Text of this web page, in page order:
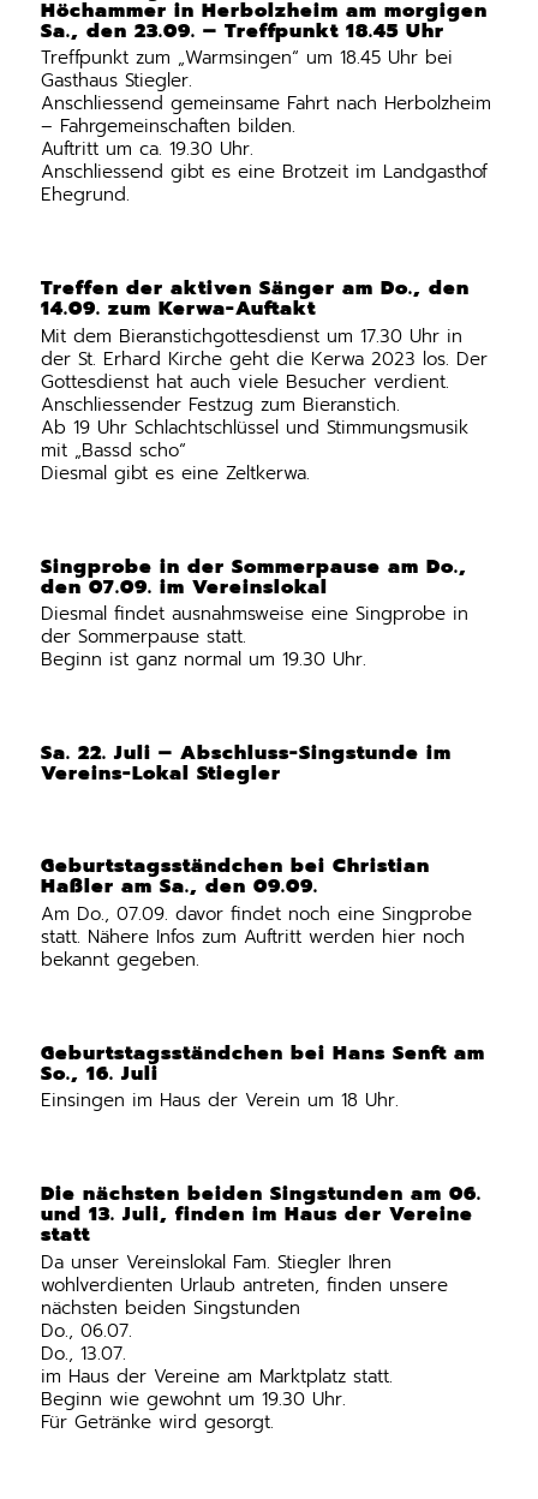
Höchammer in Herbolzheim am morgigen
Sa., den 23.09. – Treffpunkt 18.45 Uhr
Treffpunkt zum „Warmsingen“ um 18.45 Uhr bei
Gasthaus Stiegler.
Anschliessend gemeinsame Fahrt nach Herbolzheim
– Fahrgemeinschaften bilden.
Auftritt um ca. 19.30 Uhr.
Anschliessend gibt es eine Brotzeit im Landgasthof
Ehegrund.
Treffen der aktiven Sänger am Do., den
14.09. zum Kerwa-Auftakt
Mit dem Bieranstichgottesdienst um 17.30 Uhr in
der St. Erhard Kirche geht die Kerwa 2023 los. Der
Gottesdienst hat auch viele Besucher verdient.
Anschliessender Festzug zum Bieranstich.
Ab 19 Uhr Schlachtschlüssel und Stimmungsmusik
mit „Bassd scho“
Diesmal gibt es eine Zeltkerwa.
Singprobe in der Sommerpause am Do.,
den 07.09. im Vereinslokal
Diesmal findet ausnahmsweise eine Singprobe in
der Sommerpause statt.
Beginn ist ganz normal um 19.30 Uhr.
Sa. 22. Juli – Abschluss-Singstunde im
Vereins-Lokal Stiegler
Geburtstagsständchen bei Christian
Haßler am Sa., den 09.09.
Am Do., 07.09. davor findet noch eine Singprobe
statt. Nähere Infos zum Auftritt werden hier noch
bekannt gegeben.
Geburtstagsständchen bei Hans Senft am
So., 16. Juli
Einsingen im Haus der Verein um 18 Uhr.
Die nächsten beiden Singstunden am 06.
und 13. Juli, finden im Haus der Vereine
statt
Da unser Vereinslokal Fam. Stiegler Ihren
wohlverdienten Urlaub antreten, finden unsere
nächsten beiden Singstunden
Do., 06.07.
Do., 13.07.
im Haus der Vereine am Marktplatz statt.
Beginn wie gewohnt um 19.30 Uhr.
Für Getränke wird gesorgt.